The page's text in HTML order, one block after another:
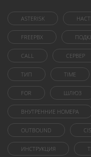
ASTERISK
FREEPBX
CALL СЕРВЕР
ТИП TIME
FOR ШЛЮЗ
ВНУТРЕННИЕ НОМЕРА
OUTBOUND
ИНСТРУКЦИЯ